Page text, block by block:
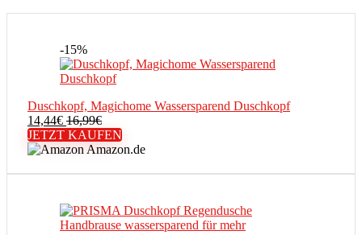
-15%
Duschkopf, Magichome Wassersparend Duschkopf
14,44€ 16,99€
JETZT KAUFEN
Amazon.de